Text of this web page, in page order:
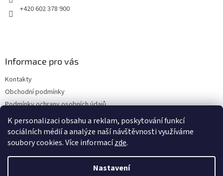
K personalizaci obsahu a reklam, poskytování funkcí
sociálních médií a analýze naší návštěvnosti využíváme
soubory cookies. Více informacízde.
Nastavení
+420 602 378 900
Informace pro vás
Kontakty
Obchodní podmínky
Podmínky ochrany osobních údajů
Dodací a platební podmínky